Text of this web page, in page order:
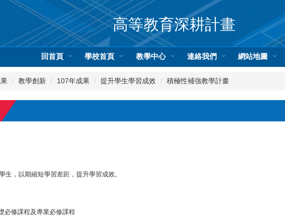
高等教育深耕計畫
回首頁 學校首頁 教學中心 連絡我們 網站地圖
教學創新 107年成果 提升學生學習成效 積極性補強教學計畫
生，以期縮短學習差距，提升學習成效。
必修課程及專業必修課程